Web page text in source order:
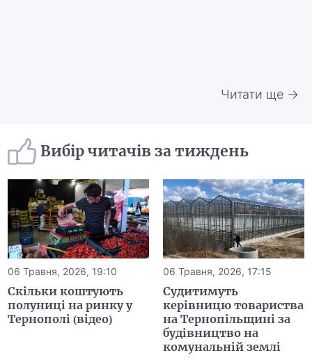
Читати ще →
Вибір читачів за тиждень
06 Травня, 2026, 19:10
Скільки коштують
полуниці на ринку у
Тернополі (відео)
06 Травня, 2026, 17:15
Судитимуть
керівницю товариства
на Тернопільщині за
будівництво на
комунальній землі